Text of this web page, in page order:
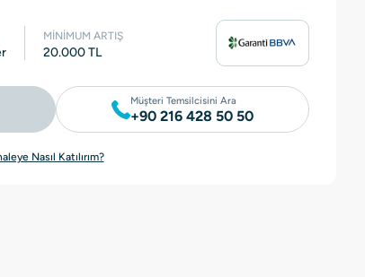
MİNİMUM ARTIŞ
20.000 TL
Müşteri Temsilcisini Ara
+90 216 428 50 50
Nasıl Katılırım?